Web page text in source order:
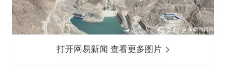
打开网易新闻 查看更多图片